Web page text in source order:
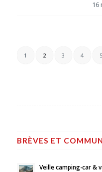
16
1 2 3 4 5
BRÈVES ET
Veille camping-car &